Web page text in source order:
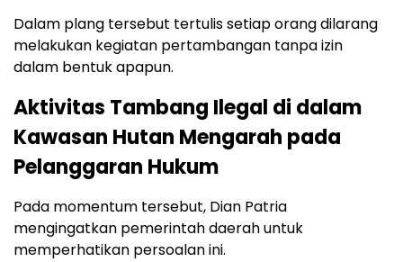
Dalam plang tersebut tertulis setiap orang dilarang
melakukan kegiatan pertambangan tanpa izin
dalam bentuk apapun.
Aktivitas Tambang Ilegal di dalam
Kawasan Hutan Mengarah pada
Pelanggaran Hukum
Pada momentum tersebut, Dian Patria
mengingatkan pemerintah daerah untuk
memperhatikan persoalan ini.